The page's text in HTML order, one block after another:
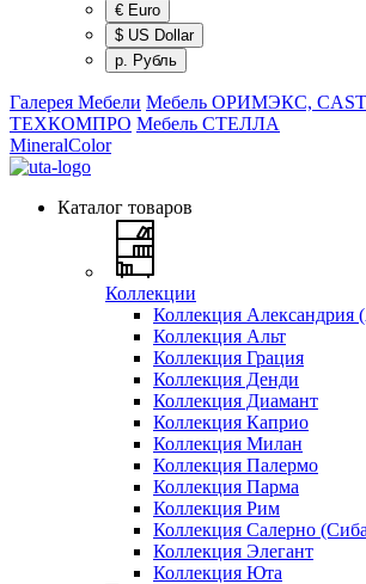
€ Euro
$ US Dollar
р. Рубль
Галерея Мебели Мебель ОРИМЭКС,
ТЕХКОМПРО Мебель СТЕЛЛА
MineralColor
Каталог товаров
Коллекции
Коллекция Александрия
Коллекция Альт
Коллекция Грация
Коллекция Денди
Коллекция Диамант
Коллекция Каприо
Коллекция Милан
Коллекция Палермо
Коллекция Парма
Коллекция Рим
Коллекция Салерно
Коллекция Элегант
Коллекция Юта